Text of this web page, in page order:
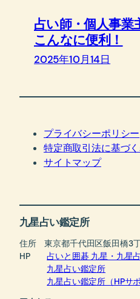
占い師・個人事業
こんなに便利！
2025年10月14日
プライバシーポリシー
特定商取引法に基づ
サイトマップ
九星占い鑑定所
住所 東京都千代田区飯田橋3
HP占いと囲碁 九星・九星
九星占い鑑定所
九星占い鑑定所（HPサ